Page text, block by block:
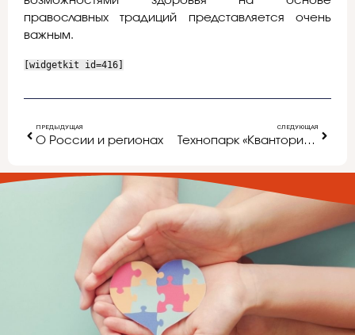
православных традиций представляется очень
важным.
[widgetkit id=416]
ПРЕДЫДУЩАЯ
О России и регионах
СЛЕДУЮЩАЯ
Технопарк «Кванториум»: наращиваем потенциал